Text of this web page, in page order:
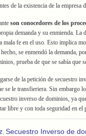
de la existencia de la empresa
son conocedores de los
demanda y su enmienda. La
mala fe en el uso. Esto implica
se enmendó la demanda,
prueba de que se sabía que
de la petición de secuestro
se le transfieriera. Sin embargo
inverso de dominios, ya
libre y con toda seguridad en el
, Secuestro Inverso de